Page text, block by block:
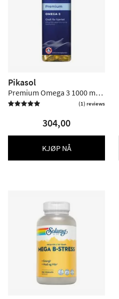
Pikasol
Premium Omega 3 1000 mg -
140 kaps.
 (1) reviews
304,00
KJØP NÅ